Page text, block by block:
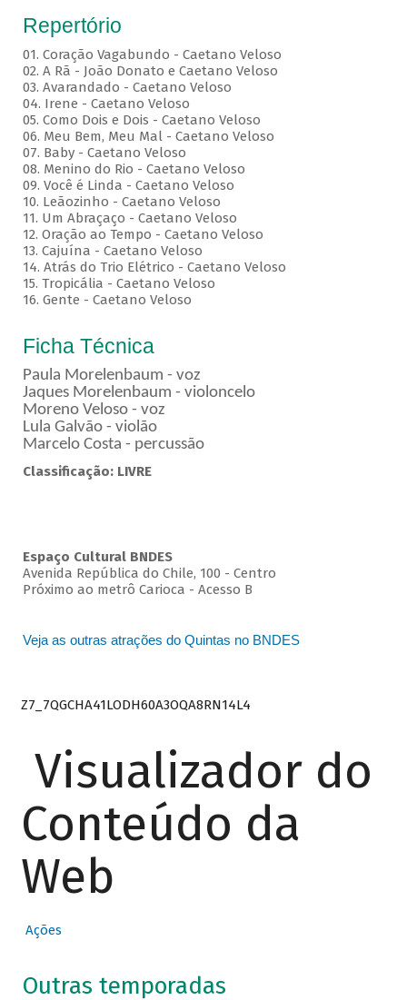
Repertório
01. Coração Vagabundo - Caetano Veloso
02. A Rã - João Donato e Caetano Veloso
03. Avarandado - Caetano Veloso
04. Irene - Caetano Veloso
05. Como Dois e Dois - Caetano Veloso
06. Meu Bem, Meu Mal - Caetano Veloso
07. Baby - Caetano Veloso
08. Menino do Rio - Caetano Veloso
09. Você é Linda - Caetano Veloso
10. Leãozinho - Caetano Veloso
11. Um Abraçaço - Caetano Veloso
12. Oração ao Tempo - Caetano Veloso
13. Cajuína - Caetano Veloso
14. Atrás do Trio Elétrico - Caetano Veloso
15. Tropicália - Caetano Veloso
16. Gente - Caetano Veloso
Ficha Técnica
Paula Morelenbaum - voz
Jaques Morelenbaum - violoncelo
Moreno Veloso - voz
Lula Galvão - violão
Marcelo Costa - percussão
Classificação: LIVRE
Espaço Cultural BNDES
Avenida República do Chile, 100 - Centro
Próximo ao metrô Carioca - Acesso B
Veja as outras atrações do Quintas no BNDES
Z7_7QGCHA41LODH60A3OQA8RN14L4
Visualizador do
Conteúdo da
Web
Ações
Outras temporadas